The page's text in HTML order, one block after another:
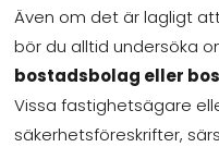
Även om det är lagligt
bör du alltid undersöka
bostadsbolag eller
Vissa fastighetsägare
säkerhetsföreskrifter,